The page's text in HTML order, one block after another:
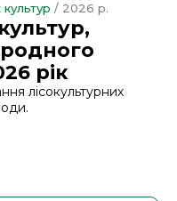
/ 2026 р.
рік
лісокультурних